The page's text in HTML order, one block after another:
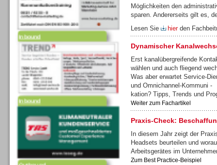
Inbound
Inbound
Möglichkeiten den
sparen. Andererseits gilt es,
Lesen Sie
hier den
Dynamischer
Erst kanalübergreifende
wählen und auch fliegend
Was aber erwartet Service-
und Omnichannel-Kommuni -
kation? Tipps, Trends und
Weiter zum Fachartikel
Praxis-Check:
In diesem Jahr zeigt der
Headsets beurteilen und
Arbeitsgerätes im
Zum Best Practice-Beispiel